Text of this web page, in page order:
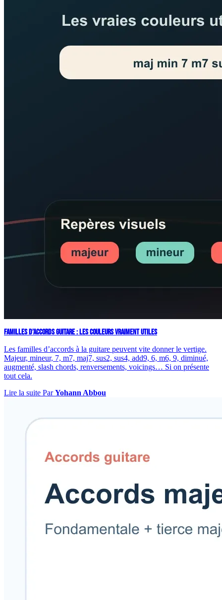
FAMILLES D’ACCORDS GUITARE : LES COULEURS VRAIMENT UTILES
Les familles d’accords à la guitare peuvent vite donner le vertige.
Majeur, mineur, 7, m7, maj7, sus2, sus4, add9, 6, m6, 9, diminué,
augmenté, slash chords, renversements, voicings… Si on présente
tout cela.
Lire la suite ParYohann Abbou